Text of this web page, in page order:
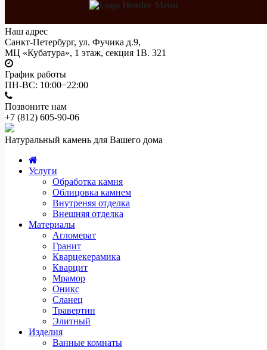
Наш адрес
Санкт-Петербург, ул. Фучика д.9,
МЦ «Кубатура», 1 этаж, секция 1В. 321
График работы
ПН-ВС: 10:00−22:00
Позвоните нам
+7 (812) 605-90-06
Натуральный камень для Вашего дома
Услуги
Обработка камня
Облицовка камнем
Внутреняя отделка
Внешняя отделка
Материалы
Агломерат
Гранит
Кварцекерамика
Кварцит
Мрамор
Оникс
Сланец
Травертин
Элитный
Изделия
Ванные комнаты